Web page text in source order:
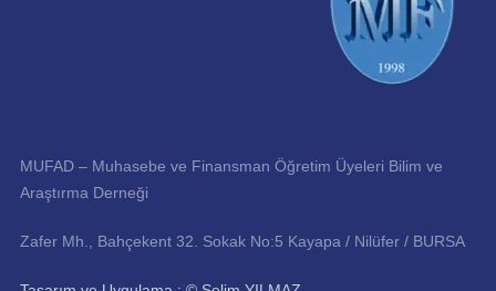
MUFAD – Muhasebe ve Finansman Öğretim Üyeleri Bilim ve
Araştırma Derneği
Zafer Mh., Bahçekent 32. Sokak No:5 Kayapa / Nilüfer / BURSA